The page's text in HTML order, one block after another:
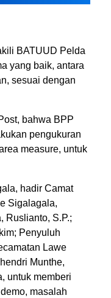
BATUUD Pelda
yang baik, antara
sesuai dengan
bahwa BPP
pengukuran
measure, untuk
hadir Camat
Sigalagala,
Ruslianto, S.P.;
Penyuluh
Lawe
Munthe,
untuk memberi
masalah